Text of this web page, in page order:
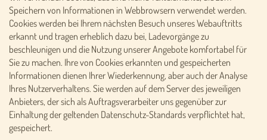
Speichern von Informationen in Webbrowsern verwendet werden.
Cookies werden bei Ihrem nächsten Besuch unseres Webauftritts
erkannt und tragen erheblich dazu bei, Ladevorgänge zu
beschleunigen und die Nutzung unserer Angebote komfortabel für
Sie zu machen. Ihre von Cookies erkannten und gespeicherten
Informationen dienen Ihrer Wiederkennung, aber auch der Analyse
Ihres Nutzerverhaltens. Sie werden auf dem Server des jeweiligen
Anbieters, der sich als Auftragsverarbeiter uns gegenüber zur
Einhaltung der geltenden Datenschutz-Standards verpflichtet hat,
gespeichert.